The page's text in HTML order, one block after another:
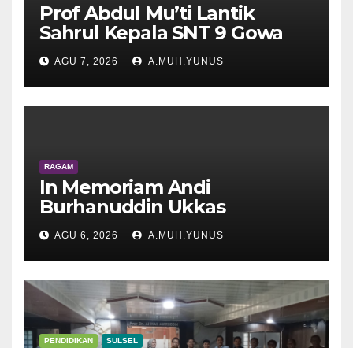
Prof Abdul Mu’ti Lantik
Sahrul Kepala SNT 9 Gowa
AGU 7, 2026 A.MUH.YUNUS
RAGAM
In Memoriam Andi
Burhanuddin Ukkas
AGU 6, 2026 A.MUH.YUNUS
PENDIDIKAN SULSEL